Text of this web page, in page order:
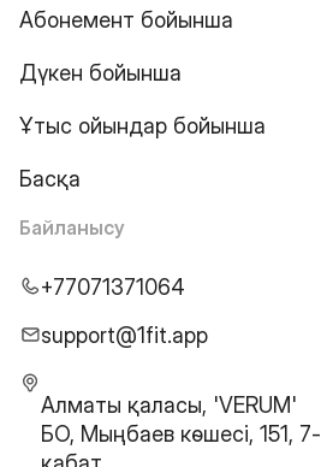
Абонемент бойынша
Дүкен бойынша
Ұтыс ойындар бойынша
Басқа
Байланысу
+77071371064
support@1fit.app
Алматы қаласы, 'VERUM'
БО, Мыңбаев көшесі, 151, 7-